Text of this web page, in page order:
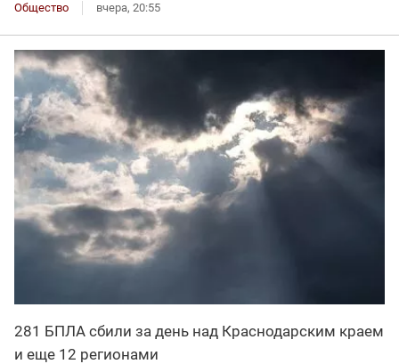
Общество вчера, 20:55
281 БПЛА сбили за день над Краснодарским краем
и еще 12 регионами